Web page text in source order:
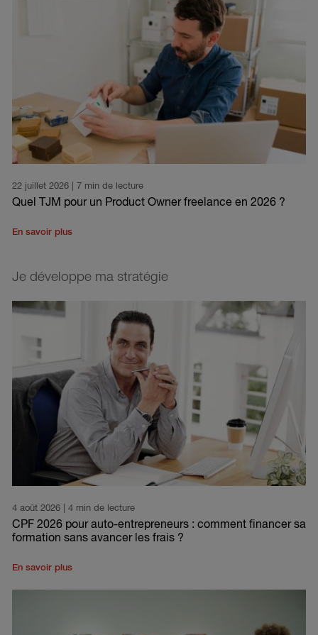
22 juillet 2026 | 7 min de lecture
Quel TJM pour un Product Owner freelance en 2026 ?
En savoir plus
Je développe ma stratégie
4 août 2026 | 4 min de lecture
CPF 2026 pour auto-entrepreneurs : comment financer sa
formation sans avancer les frais ?
En savoir plus